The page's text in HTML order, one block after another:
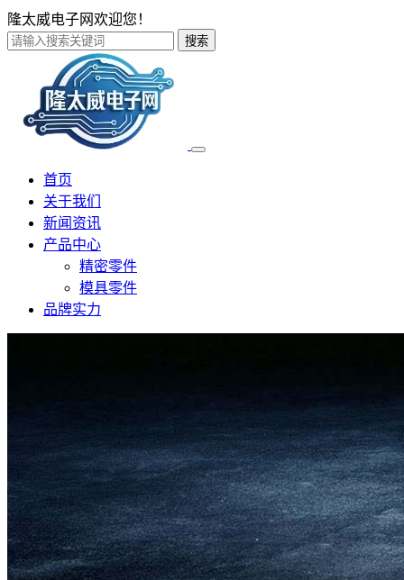
隆太威电子网欢迎您！
搜索
首页
关于我们
新闻资讯
产品中心
精密零件
模具零件
品牌实力